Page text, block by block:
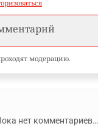
модерацию.
нет комментариев…